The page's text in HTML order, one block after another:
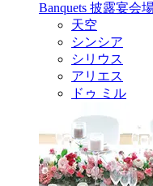
Banquets 披露宴会
天空
シンシア
シリウス
アリエス
ドゥ ミル